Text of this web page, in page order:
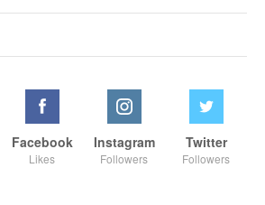
Facebook
Likes
Instagram
Followers
Twitter
Followers